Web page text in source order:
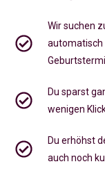
Wir suchen
automatisch
Du sparst
wenigen
Du erhöhst
auch noch